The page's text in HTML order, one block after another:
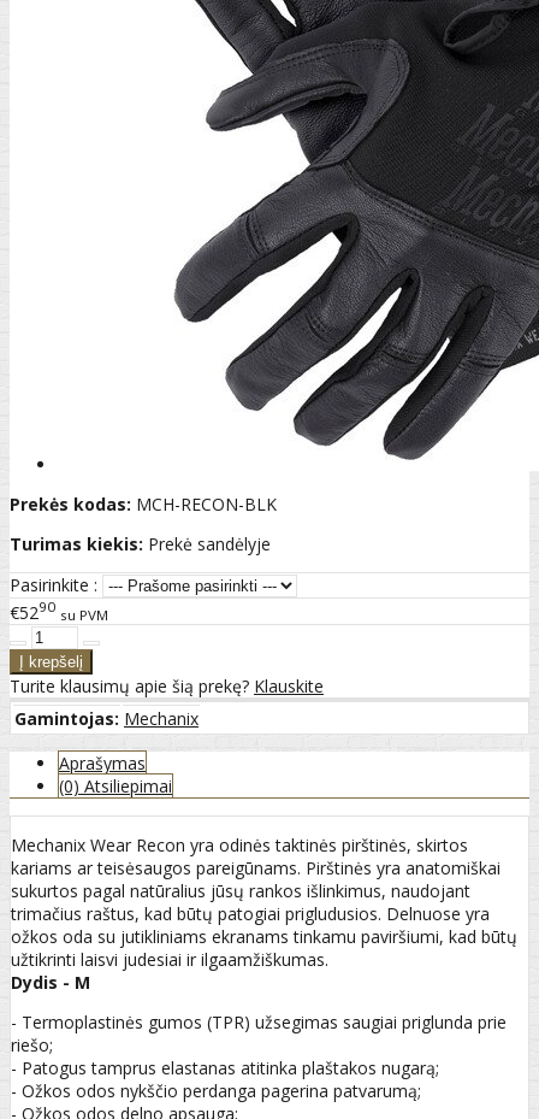
Prekės kodas: MCH-RECON-BLK
Turimas kiekis: Prekė sandėlyje
Pasirinkite :
€5290 su PVM
Turite klausimų apie šią prekę? Klauskite
Gamintojas: Mechanix
Aprašymas
(0) Atsiliepimai
Mechanix Wear Recon yra odinės taktinės pirštinės, skirtos
kariams ar teisėsaugos pareigūnams. Pirštinės yra anatomiškai
sukurtos pagal natūralius jūsų rankos išlinkimus, naudojant
trimačius raštus, kad būtų patogiai prigludusios. Delnuose yra
ožkos oda su jutikliniams ekranams tinkamu paviršiumi, kad būtų
užtikrinti laisvi judesiai ir ilgaamžiškumas.
Dydis - M
- Termoplastinės gumos (TPR) užsegimas saugiai priglunda prie
riešo;
- Patogus tamprus elastanas atitinka plaštakos nugarą;
- Ožkos odos nykščio perdanga pagerina patvarumą;
- Ožkos odos delno apsauga;